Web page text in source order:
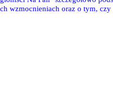
wzmocnieniach oraz o tym,